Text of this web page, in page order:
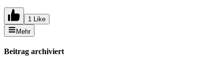
1 Like
Mehr
Beitrag archiviert